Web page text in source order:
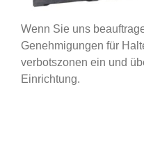
Wenn Sie uns
Genehmigungen für
verbotszonen ein und
Einrichtung.